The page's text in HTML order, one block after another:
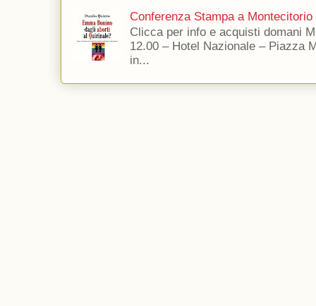
Conferenza Stampa a Montecitorio
Clicca per info e acquisti domani
12.00 – Hotel Nazionale – Piazza
in...